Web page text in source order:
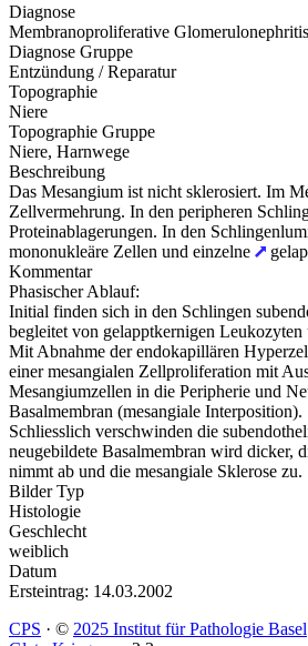
Diagnose
Membranoproliferative
Diagnose Gruppe
Entzündung / Reparatur
Topographie
Niere
Topographie Gruppe
Niere, Harnwege
Beschreibung
Das Mesangium ist nicht sklerosiert. Im
Zellvermehrung. In den peripheren
Proteinablagerungen. In den
mononukleäre Zellen und einzelne
Kommentar
Phasischer Ablauf:
Initial finden sich in den Schlingen
begleitet von gelapptkernigen
Mit Abnahme der endokapillären
einer mesangialen Zellproliferation mit
Mesangiumzellen in die Peripherie und
Basalmembran (mesangiale Interposition).
Schliesslich verschwinden die
neugebildete Basalmembran wird dicker,
nimmt ab und die mesangiale Sklerose zu.
Bilder Typ
Histologie
Geschlecht
weiblich
Datum
Ersteintrag: 14.03.2002
CPS · © 2025 Institut für Pathologie Basel